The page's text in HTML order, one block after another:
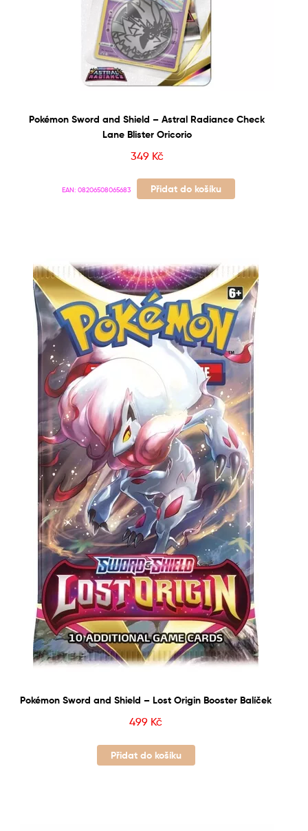
Pokémon Sword and Shield – Astral Radiance Check
Lane Blister Oricorio
349 Kč
EAN: 08206508065683 Přidat do košíku
Pokémon Sword and Shield – Lost Origin Booster Balíček
499 Kč
Přidat do košíku